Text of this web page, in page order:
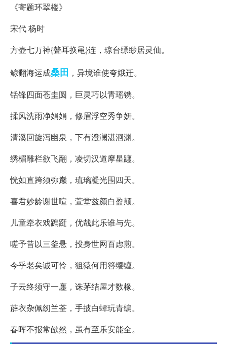
《寄题环翠楼》
宋代 杨时
方壶七万神{聱耳换黾}连，琼台缥缈居灵仙。
鲸翻海运成桑田 ，异境谁使夸娥迁。
铦锋四面苍圭圆，巨灵巧以青瑶镌。
揉风洗雨净娟娟，修眉浮空秀争妍。
清溪回旋泻幽泉，下有澄澜湛洄渊。
绣楣雕栏欲飞翻，凌切汉道摩星躔。
恍如直跨须弥巅，琉璃凝光围四天。
喜君妙龄谢世喧，萱堂兹颜白盈颠。
儿童牵衣戏蹁跹，优哉此乐谁与先。
嗟予昔以三釜悬，投身世网百虑煎。
今乎老矣诚可怜，狙猿何用簪缨缠。
子云终须守一廛，诛茅结屋才数椽。
薜衣杂佩纫兰荃，手披白蟫玩青编。
春晖不报常欿然，虽有至乐安能全。